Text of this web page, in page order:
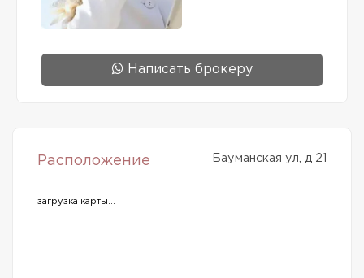
Написать брокеру
Расположение Бауманская ул, д 21
загрузка карты...